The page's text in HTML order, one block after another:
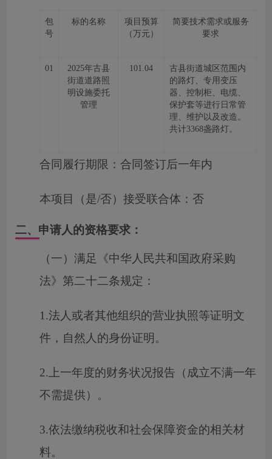
包
号
标的名称
项目预算
（万元）
简要技术需求或服务
要求
01
2025年古县
街道道路照
明设施委托
管理
101.04
古县街道城区范围内
的路灯、专用变压
器、控制柜、电缆、
保护套等进行日常管
理、维护以及改造。
共计3368盏路灯。
合同履行期限： 合同签订后一年内
本项目（是/否）接受联合体： 否
二、申请人的资格要求：
（一）满足《中华人民共和国政府采购
法》第二十二条规定：
1.法人或者其他组织的营业执照等证明文
件，自然人的身份证明。
2.上一年度的财务状况报告（成立不满一年
不需提供）。
3.依法缴纳税收和社会保障资金的相关材
料。